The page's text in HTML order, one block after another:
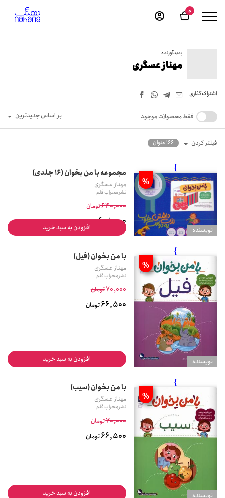
0
پدیدآورنده
مهناز عسگری
اشتراک‌گذاری
فقط محصولات موجود بر اساس جدیدترین
فیلتر کردن 166 عنوان
نويسنده
}
%
مجموعه با من بخوان (16 جلدی)
مهناز عسگری
نشر محراب قلم
640,000تومان
608,000تومان
افزودن به سبد خرید
نويسنده
}
%
با من بخوان (فیل)
مهناز عسگری
نشر محراب قلم
70,000تومان
66,500تومان
افزودن به سبد خرید
نويسنده
}
%
با من بخوان (سیب)
مهناز عسگری
نشر محراب قلم
70,000تومان
66,500تومان
افزودن به سبد خرید